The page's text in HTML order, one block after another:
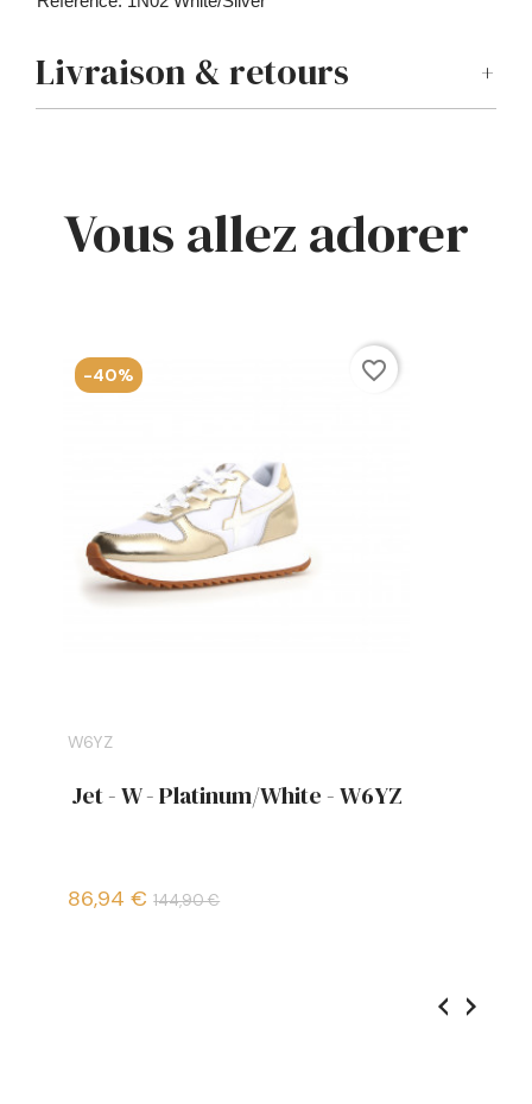
Livraison & retours
Vous allez adorer
W6YZ
Jet - W - Platinum/White - W6YZ
86,94 €144,90 €
-40% favorite_border